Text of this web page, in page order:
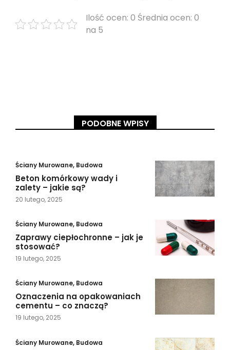
Ilość ocen: 0 Średnia ocen: 0
na 5
PODOBNE WPISY
Ściany Murowane, Budowa
Beton komórkowy wady i
zalety – jakie są?
20 lutego, 2025
Ściany Murowane, Budowa
Zaprawy ciepłochronne – jak je
stosować?
19 lutego, 2025
Ściany Murowane, Budowa
Oznaczenia na opakowaniach
cementu – co znaczą?
19 lutego, 2025
Ściany Murowane, Budowa